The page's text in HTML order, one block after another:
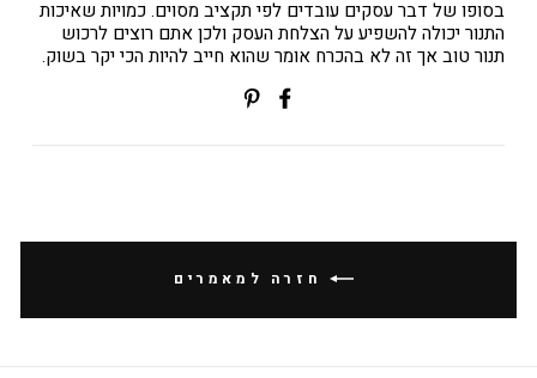
בסופו של דבר עסקים עובדים לפי תקציב מסוים. כמויות שאיכות
התנור יכולה להשפיע על הצלחת העסק ולכן אתם רוצים לרכוש
תנור טוב אך זה לא בהכרח אומר שהוא חייב להיות הכי יקר בשוק.
שתפי
חזרה למאמרים